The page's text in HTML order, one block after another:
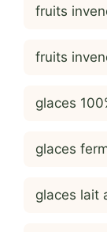
fruits
fruits
glaces
glaces
glaces lait